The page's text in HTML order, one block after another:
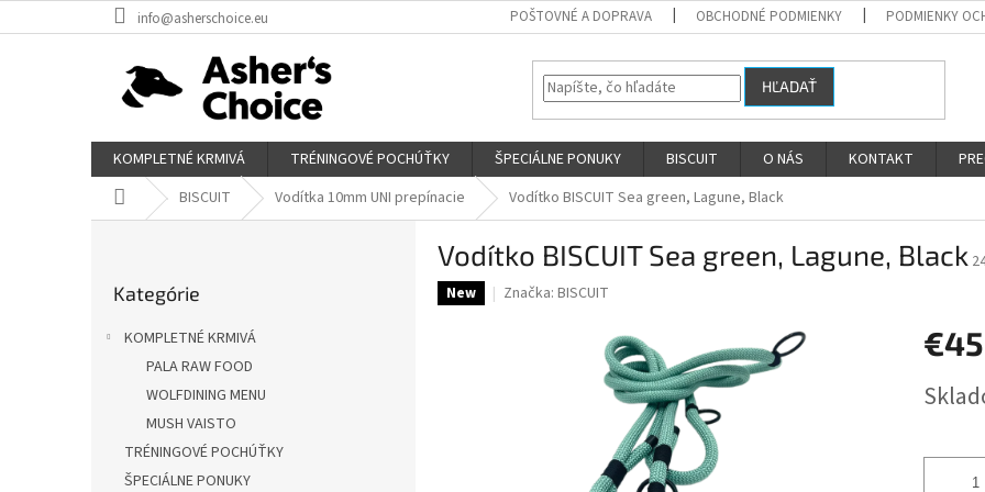
na
info@asherschoice.eu POŠTOVNÉ A DOPRAVA OBCHODNÉ PODMIENKY PODMIENKY
HĽADAŤ
KOMPLETNÉ KRMIVÁ TRÉNINGOVÉ POCHÚŤKY ŠPECIÁLNE PONUKY BISCUIT O NÁS KONTAKT
DomovBISCUIT Vodítka 10mm UNI prepínacie Vodítko BISCUIT Sea green, Lagune, Black
kategórie
Kategórie
KOMPLETNÉ KRMIVÁ
PALA RAW FOOD
WOLFDINING MENU
MUSH VAISTO
TRÉNINGOVÉ POCHÚŤKY
ŠPECIÁLNE PONUKY
Vodítko BISCUIT Sea green, Lagune, Black
New Značka: BISCUIT
€45
cena: